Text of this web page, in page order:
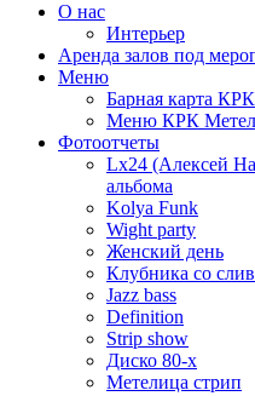
О нас
Интерьер
Аренда залов под
Меню
Барная карта
Меню КРК
Фотоотчеты
Lx24 (Алексей
альбома
Kolya Funk
Wight party
Женский день
Клубника со
Jazz bass
Definition
Strip show
Диско 80-х
Метелица стрип